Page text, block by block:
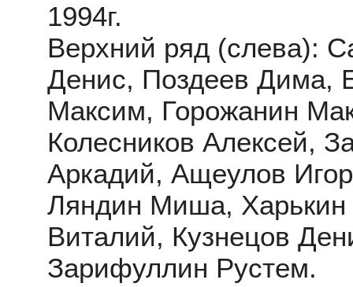
1994г.
Верхний ряд (слева):
Денис, Поздеев Дима,
Максим, Горожанин
Колесников Алексей,
Аркадий, Ащеулов
Ляндин Миша, Харькин
Виталий, Кузнецов
Зарифуллин Рустем.